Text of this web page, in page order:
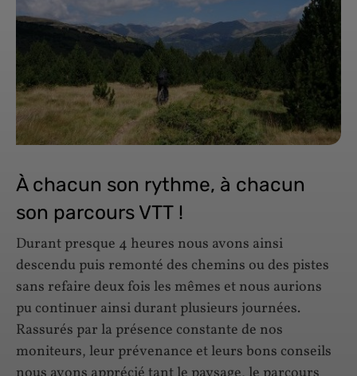
À chacun son rythme, à chacun
son parcours VTT !
Durant presque 4 heures nous avons ainsi
descendu puis remonté des chemins ou des pistes
sans refaire deux fois les mêmes et nous aurions
pu continuer ainsi durant plusieurs journées.
Rassurés par la présence constante de nos
moniteurs, leur prévenance et leurs bons conseils